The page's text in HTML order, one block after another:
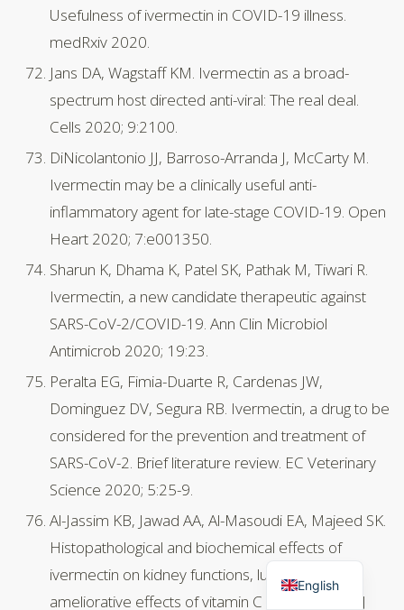
Usefulness of ivermectin in COVID-19 illness.
medRxiv 2020.
Jans DA, Wagstaff KM. Ivermectin as a broad-
spectrum host directed anti-viral: The real deal.
Cells 2020; 9:2100.
DiNicolantonio JJ, Barroso-Arranda J, McCarty M.
Ivermectin may be a clinically useful anti-
inflammatory agent for late-stage COVID-19. Open
Heart 2020; 7:e001350.
Sharun K, Dhama K, Patel SK, Pathak M, Tiwari R.
Ivermectin, a new candidate therapeutic against
SARS-CoV-2/COVID-19. Ann Clin Microbiol
Antimicrob 2020; 19:23.
Peralta EG, Fimia-Duarte R, Cardenas JW,
Dominguez DV, Segura RB. Ivermectin, a drug to be
considered for the prevention and treatment of
SARS-CoV-2. Brief literature review. EC Veterinary
Science 2020; 5:25-9.
Al-Jassim KB, Jawad AA, Al-Masoudi EA, Majeed SK.
Histopathological and biochemical effects of
ivermectin on kidney functions, lung and the
ameliorative effects of vitamin C in rabbits. Bas J
English